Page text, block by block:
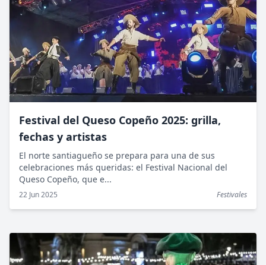
Festival del Queso Copeño 2025: grilla,
fechas y artistas
El norte santiagueño se prepara para una de sus
celebraciones más queridas: el Festival Nacional del
Queso Copeño, que e...
22 Jun 2025 Festivales